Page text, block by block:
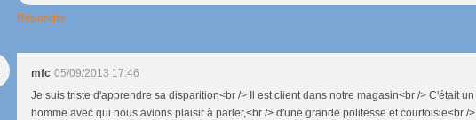
Répondre
mfc 05/09/2013 17:46
Je suis triste d'apprendre sa disparition<br /> Il est client dans notre magasin<br /> C'était un
homme avec qui nous avions plaisir à parler,<br /> d'une grande politesse et courtoisie<br />